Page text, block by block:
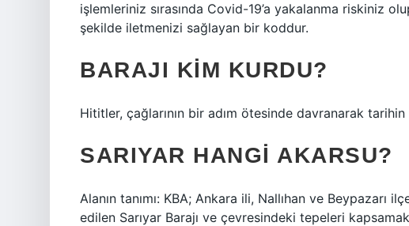
işlemleriniz sırasında Covid-19’a yakalanma riskiniz
şekilde iletmenizi sağlayan bir koddur.
BARAJI KIM KURDU?
Hititler, çağlarının bir adım ötesinde davranarak tarihin
SARIYAR HANGI AKARSU?
Alanın tanımı: KBA; Ankara ili, Nallıhan ve Beypazarı
edilen Sarıyar Barajı ve çevresindeki tepeleri